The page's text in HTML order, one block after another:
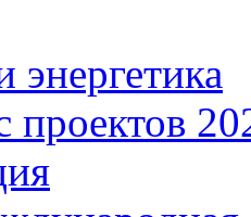
проектов